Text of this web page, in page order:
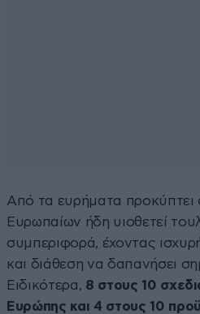
Από τα ευρήματα προκύπτει
Ευρωπαίων ήδη υιοθετεί
συμπεριφορά, έχοντας
και διάθεση να δαπανήσει
Ειδικότερα, 8 στους 10
Ευρώπης και 4 στους 10